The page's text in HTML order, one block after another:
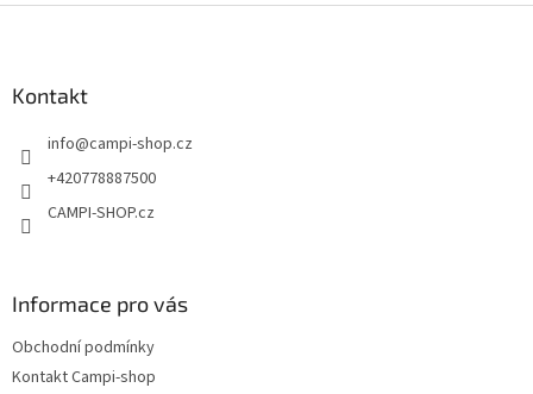
Kontakt
info@campi-shop.cz
+420778887500
CAMPI-SHOP.cz
Informace pro vás
Obchodní podmínky
Kontakt Campi-shop